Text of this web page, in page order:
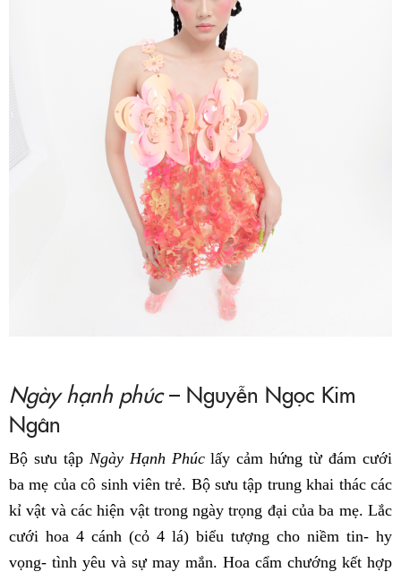
Ngày hạnh phúc– Nguyễn Ngọc Kim
Ngân
Bộ sưu tập Ngày Hạnh Phúclấy cảm hứng từ đám cưới
ba mẹ của cô sinh viên trẻ. Bộ sưu tập trung khai thác các
kỉ vật và các hiện vật trong ngày trọng đại của ba mẹ. Lắc
cưới hoa 4 cánh (cỏ 4 lá) biểu tượng cho niềm tin- hy
vọng- tình yêu và sự may mắn. Hoa cẩm chướng kết hợp